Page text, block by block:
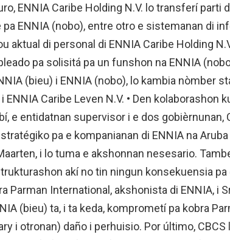
ENNIA Caribe Holding N.V. lo transferí parti
ENNIA (nobo), entre otro e sistemanan di
aktual di personal di ENNIA Caribe Holding
pa solisitá pa un funshon na ENNIA
(bieu) i ENNIA (nobo), lo kambia nòmber
ENNIA Caribe Leven N.V. • Den kolaborashon
e entidatnan supervisor i e dos gobièrnunan,
pa e kompanianan di ENNIA na
i lo tuma e akshonnan nesesario.
akí no tin ningun konsekuensia pa
Parman International, akshonista di ENNIA, i
(bieu) ta, i ta keda, komprometí pa kobra
i otronan) daño i perhuisio. Por último,